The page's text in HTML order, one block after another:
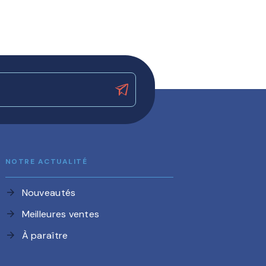
NOTRE ACTUALITÉ
arrow_forward Nouveautés
arrow_forward Meilleures ventes
arrow_forward À paraître